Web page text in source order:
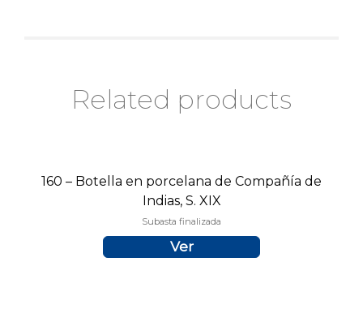
Related products
160 – Botella en porcelana de Compañía de
Indias, S. XIX
Subasta finalizada
Ver